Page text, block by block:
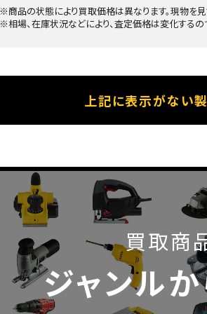
※商品の状態により買取価格は異なります。現物を
※相場、在庫状況などにより、査定価格は変化する
上記に表示がない
買取商
ジャンル